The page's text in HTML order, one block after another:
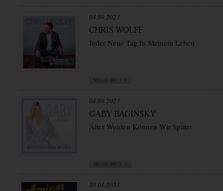
04.09.2023
CHRIS WOLFF
Jeder Neue Tag In Meinem Leben
04.09.2023
GABY BAGINSKY
Älter Werden Können Wir Später
20.01.2023